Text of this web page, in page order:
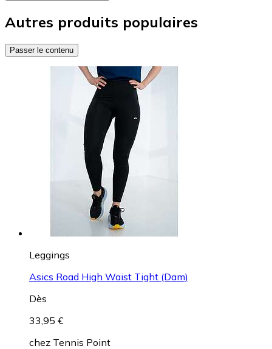
Autres produits populaires
Passer le contenu
Leggings
Asics Road High Waist Tight (Dam)
Dès
33,95 €
chez Tennis Point